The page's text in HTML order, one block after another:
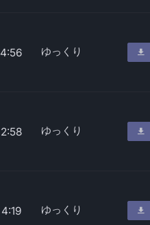
4:56 ゆっくり
2:58 ゆっくり
4:19 ゆっくり